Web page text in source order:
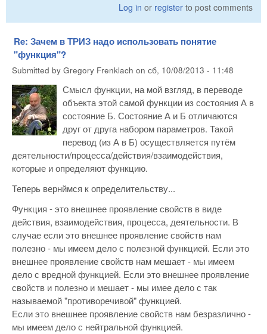
Log in or register to post comments
Re: Зачем в ТРИЗ надо использовать понятие
"функция"?
Submitted by Gregory Frenklach on сб, 10/08/2013 - 11:48
Смысл функции, на мой взгляд, в переводе
объекта этой самой функции из состояния А в
состояние Б. Состояние А и Б отличаются
друг от друга набором параметров. Такой
перевод (из А в Б) осуществляется путём
деятельности/процесса/действия/взаимодействия,
которые и определяют функцию.
Теперь вернймся к определительству...
Функция - это внешнее проявление свойств в виде
действия, взаимодействия, процесса, деятельности. В
случае если это внешнее проявление свойств нам
полезно - мы имеем дело с полезной функцией. Если это
внешнее проявление свойств нам мешает - мы имеем
дело с вредной функцией. Если это внешнее проявление
свойств и полезно и мешает - мы имее дело с так
называемой "противоречивой" функцией.
Если это внешнее проявление свойств нам безразлично -
мы имеем дело с нейтральной функцией.